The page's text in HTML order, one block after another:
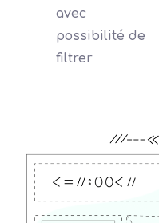
avec
possibilité de
filtrer